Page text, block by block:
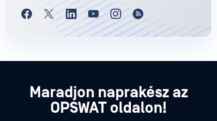
Maradjon naprakész az
OPSWAT oldalon!